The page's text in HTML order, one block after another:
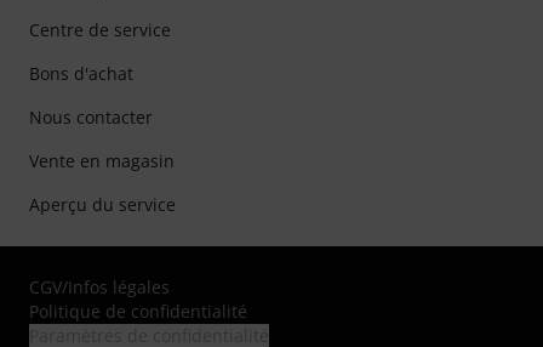
Centre de service
Bons d'achat
Nous contacter
Vente en magasin
Aperçu du service
CGV/Infos légales
Politique de confidentialité